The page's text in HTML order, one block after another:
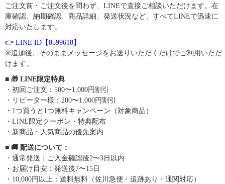
ご注文前・ご注文後を問わず、LINEで直接ご相談いただけます。在
庫確認、納期確認、商品詳細、発送状況など、すべてLINEで迅速に
対応いたします。
👉 LINE ID【8599618】
※追加後、そのままメッセージをお送りいただくだけでご利用いただ
けます。
■ 🎁 LINE限定特典
・初回ご注文：500〜1,000円割引
・リピーター様：200〜1,000円割引
・1つ買うと1つ無料キャンペーン（対象商品）
・LINE限定クーポン・特典配布
・新商品・人気商品の優先案内
■ 🚚 配送について：
・通常発送：ご入金確認後2〜3日以内
・お届け目安：発送後7〜15日
・10,000円以上：送料無料（佐川急便・追跡あり・通関対応）